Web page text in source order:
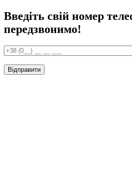
Введіть свій номер
передзвонимо!